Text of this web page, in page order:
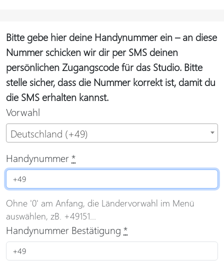
Bitte gebe hier deine Handynummer ein – an diese
Nummer schicken wir dir per SMS deinen
persönlichen Zugangscode für das Studio. Bitte
stelle sicher, dass die Nummer korrekt ist, damit du
die SMS erhalten kannst.
Vorwahl
Deutschland (+49)
Handynummer*
Ohne '0' am Anfang, die Ländervorwahl im Menü
auswählen, zB. +49151...
Handynummer Bestätigung *